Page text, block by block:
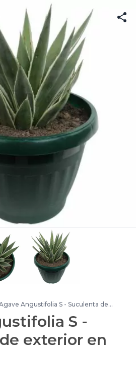
Angustifolia S - Suculenta de
S -
exterior en